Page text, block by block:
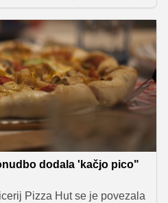
čebulice, brokolija in graha
bi se že našla.
receptov, s katerimi
z okusnimi zelenjavnimi
sladicami.
dodala 'kačjo pico"
Pizza Hut se je povezala